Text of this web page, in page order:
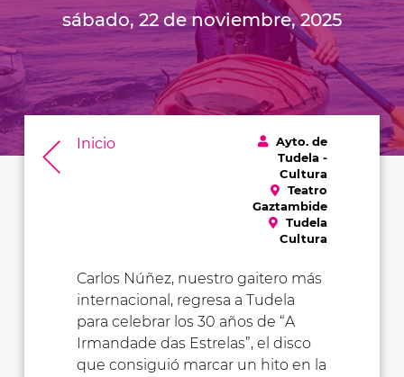
sábado, 22 de noviembre, 2025
Inicio
Ayto. de
Tudela -
Cultura
Teatro
Gaztambide
Tudela
Cultura
Carlos Núñez, nuestro gaitero más
internacional, regresa a Tudela
para celebrar los 30 años de “A
Irmandade das Estrelas”, el disco
que consiguió marcar un hito en la